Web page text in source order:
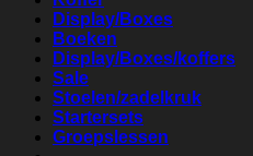
Display/Boxes
Boeken
Display/Boxes/koffers
Sale
Stoelen/zadelkruk
Startersets
Groepslessen